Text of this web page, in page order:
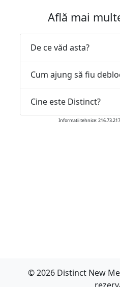
Află mai
De ce văd asta?
Cum ajung să fiu
Cine este Distinct?
Informatii tehnice:
© 2026 Distinct New